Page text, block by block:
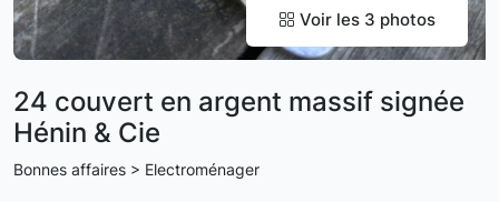
Voir les 3 photos
24 couvert en argent massif signée
Hénin & Cie
Bonnes affaires > Electroménager